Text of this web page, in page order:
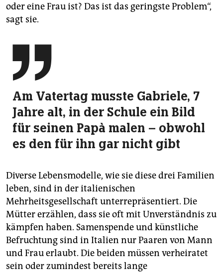
oder eine Frau ist? Das ist das geringste Problem“,
sagt sie.

Am Vatertag musste Gabriele, 7
Jahre alt, in der Schule ein Bild
für seinen Papà malen – obwohl
es den für ihn gar nicht gibt
Diverse Lebensmodelle, wie sie diese drei Familien
leben, sind in der italienischen
Mehrheitsgesellschaft unterrepräsentiert. Die
Mütter erzählen, dass sie oft mit Unverständnis zu
kämpfen haben. Samenspende und künstliche
Befruchtung sind in Italien nur Paaren von Mann
und Frau erlaubt. Die beiden müssen verheiratet
sein oder zumindest bereits lange